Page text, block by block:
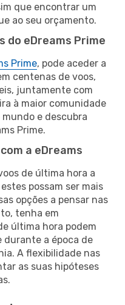
que encontrar um
ao seu orçamento.
do eDreams Prime
Prime, pode aceder a
centenas de voos,
juntamente com
à maior comunidade
e descubra
Prime.
a eDreams
de última hora a
possam ser mais
opções a pensar nas
tenha em
última hora podem
durante a época de
A flexibilidade nas
as suas hipóteses